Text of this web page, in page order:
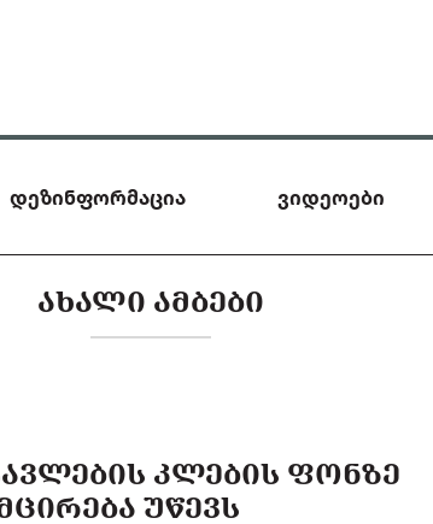
დეზინფორმაცია ვიდეოები
ᲐᲮᲐᲚᲘ ᲐᲛᲑᲔᲑᲘ
ᲙᲚᲔᲑᲘᲡ ᲤᲝᲜᲖᲔ
ᲣᲬᲔᲕᲡ